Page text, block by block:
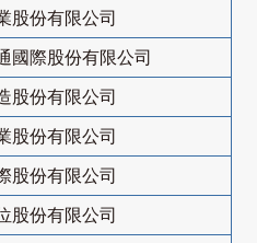
股份有限公司
國際股份有限公司
股份有限公司
股份有限公司
股份有限公司
股份有限公司